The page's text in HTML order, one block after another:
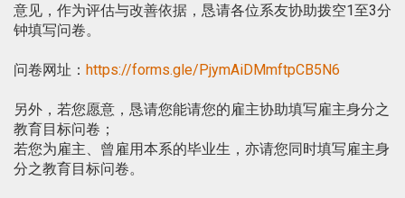
意见，作为评估与改善依据，恳请各位系友协助拨空1至3分
钟填写问卷。
问卷网址： https://forms.gle/PjymAiDMmftpCB5N6
另外，若您愿意，恳请您能请您的雇主协助填写雇主身分之
教育目标问卷；
若您为雇主、曾雇用本系的毕业生，亦请您同时填写雇主身
分之教育目标问卷。